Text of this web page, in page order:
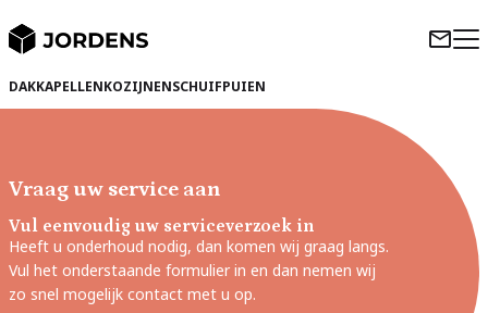
DAKKAPELLENKOZIJNENSCHUIFPUIEN
Vraag uw service aan
Vul eenvoudig uw serviceverzoek in
Heeft u onderhoud nodig, dan komen wij graag langs.
Vul het onderstaande formulier in en dan nemen wij
zo snel mogelijk contact met u op.